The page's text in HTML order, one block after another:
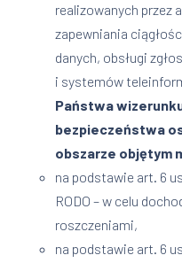
realizowanych przez
zapewniania
danych, obsługi
i systemów
Państwa
bezpieczeństwa
obszarze objętym
na podstawie art. 6
RODO – w celu
roszczeniami,
na podstawie art. 6